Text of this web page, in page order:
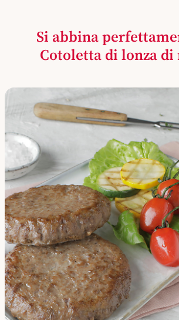
Si abbina
Cotoletta di lonza di